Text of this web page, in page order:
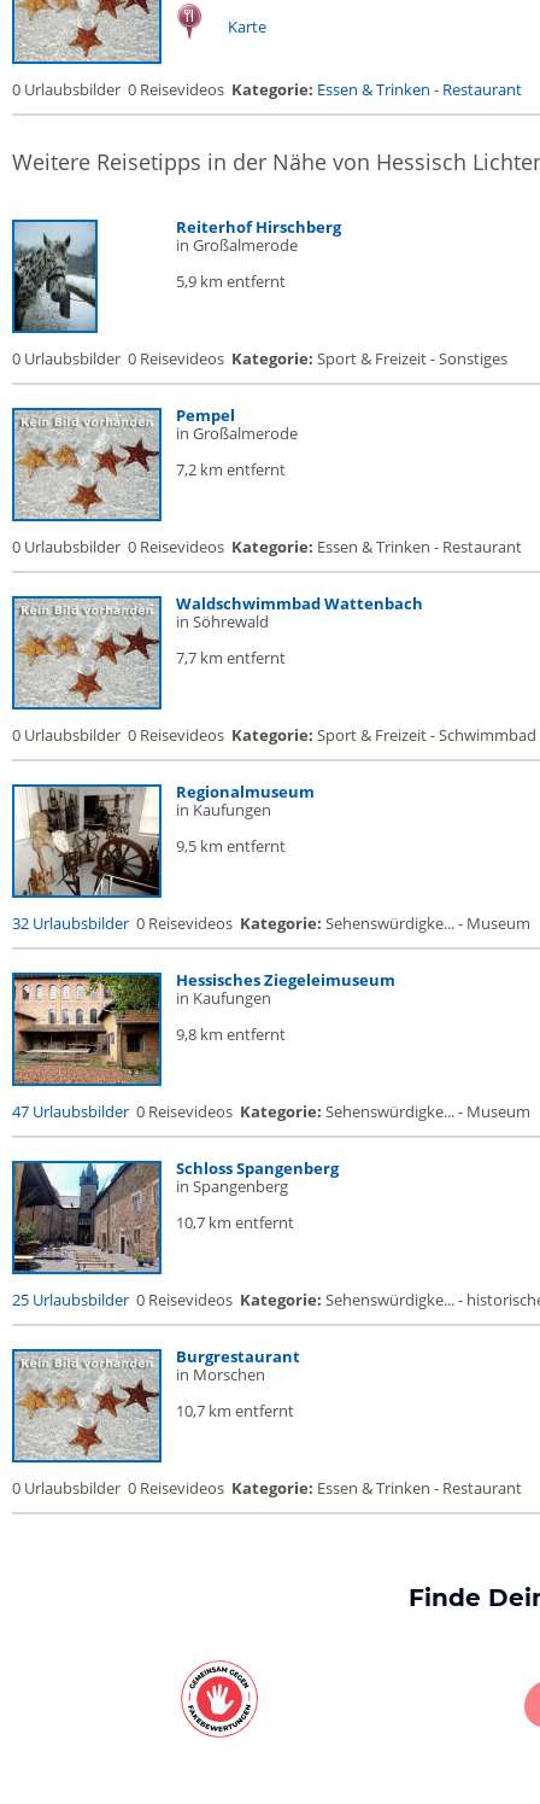
Karte
0 Urlaubsbilder 0 Reisevideos Kategorie: Essen & Trinken - Restaurant
Weitere Reisetipps in der Nähe von Hessisch
Reiterhof Hirschberg
in Großalmerode
5,9 km entfernt
0 Urlaubsbilder 0 Reisevideos Kategorie: Sport & Freizeit - Sonstiges
Pempel
in Großalmerode
7,2 km entfernt
0 Urlaubsbilder 0 Reisevideos Kategorie: Essen & Trinken - Restaurant
Waldschwimmbad Wattenbach
in Söhrewald
7,7 km entfernt
0 Urlaubsbilder 0 Reisevideos Kategorie: Sport & Freizeit - Schwimmbad
Regionalmuseum
in Kaufungen
9,5 km entfernt
32 Urlaubsbilder 0 Reisevideos Kategorie: Sehenswürdigke... - Museum
Hessisches Ziegeleimuseum
in Kaufungen
9,8 km entfernt
47 Urlaubsbilder 0 Reisevideos Kategorie: Sehenswürdigke... - Museum
Schloss Spangenberg
in Spangenberg
10,7 km entfernt
25 Urlaubsbilder 0 Reisevideos Kategorie: Sehenswürdigke... -
Burgrestaurant
in Morschen
10,7 km entfernt
0 Urlaubsbilder 0 Reisevideos Kategorie: Essen & Trinken - Restaurant
Finde